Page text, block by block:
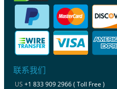
联系我们
US +1 833 909 2966 ( Toll Free )